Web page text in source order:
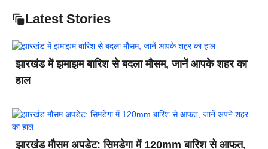
Latest Stories
झारखंड में झमाझम बारिश से बदला मौसम, जानें आपके शहर का
हाल
झारखंड मौसम अपडेट: सिमडेगा में 120mm बारिश से आफत,